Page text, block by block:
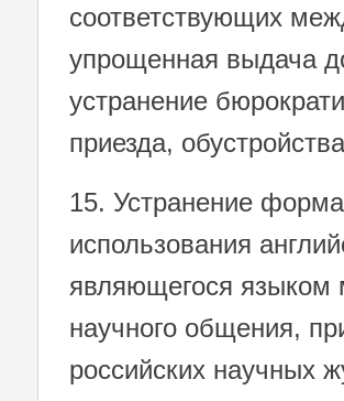
соответствующих
упрощенная выдача
устранение
приезда,
15. Устранение
использования
являющегося языком
научного общения,
российских научных